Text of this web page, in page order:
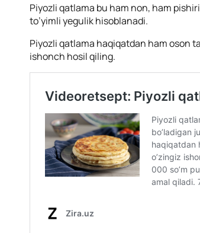
Piyozli qatlama bu ham non, ham
to’yimli yegulik hisoblanadi.
Piyozli qatlama haqiqatdan ham oson
ishonch hosil qiling.